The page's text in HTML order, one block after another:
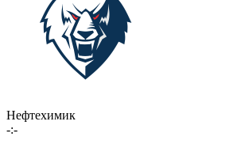
Нефтехимик
-:-